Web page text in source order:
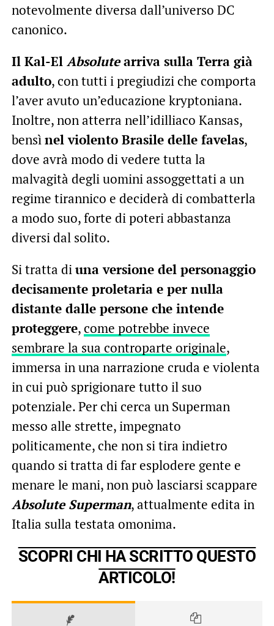
notevolmente diversa dall’universo DC
canonico.
Il Kal-El Absolutearriva sulla Terra già
adulto, con tutti i pregiudizi che comporta
l’aver avuto un’educazione kryptoniana.
Inoltre, non atterra nell’idilliaco Kansas,
bensìnel violento Brasile delle favelas,
dove avrà modo di vedere tutta la
malvagità degli uomini assoggettati a un
regime tirannico e deciderà di combatterla
a modo suo, forte di poteri abbastanza
diversi dal solito.
Si tratta diuna versione del personaggio
decisamente proletaria e per nulla
distante dalle persone che intende
proteggere,come potrebbe invece
sembrare la sua controparte originale,
immersa in una narrazione cruda e violenta
in cui può sprigionare tutto il suo
potenziale. Per chi cerca un Superman
messo alle strette, impegnato
politicamente, che non si tira indietro
quando si tratta di far esplodere gente e
menare le mani, non può lasciarsi scappare
Absolute Superman, attualmente edita in
Italia sulla testata omonima.
SCOPRI CHI HA SCRITTO QUESTO
ARTICOLO!